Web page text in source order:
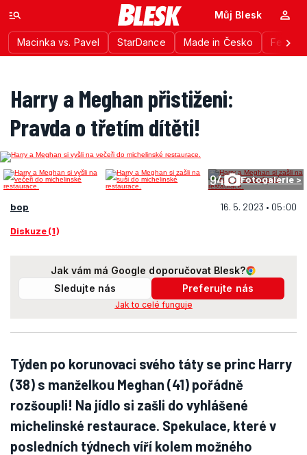
Macinka vs. Pavel StarDance Made in Česko
Můj Blesk
Harry a Meghan přistiženi:
Pravda o třetím dítěti!
94 Fotogalerie >
bop 16. 5. 2023 • 05:00
Diskuze (1)
Jak vám má Google doporučovat Blesk?
Sledujte nás
Preferujte nás
Jak to celé funguje
Týden po korunovaci svého táty se princ Harry
(38) s manželkou Meghan (41) pořádně
rozšoupli! Na jídlo si zašli do vyhlášené
michelinské restaurace. Spekulace, které v
posledních týdnech víří kolem možného